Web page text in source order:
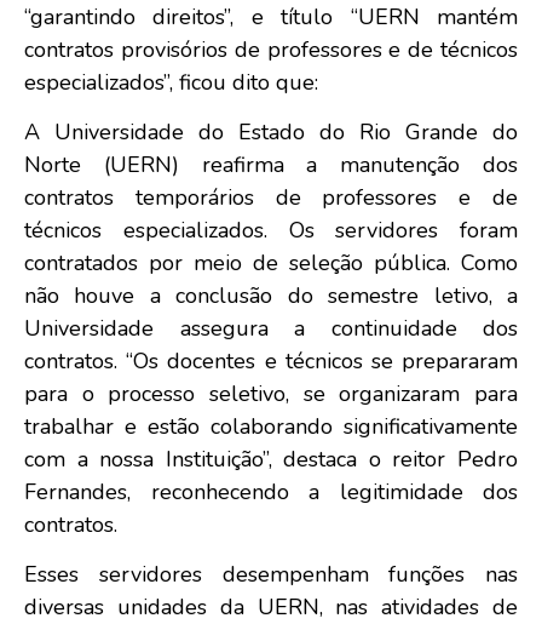
“garantindo direitos”, e título “UERN mantém
contratos provisórios de professores e de técnicos
especializados”, ficou dito que:
A Universidade do Estado do Rio Grande do
Norte (UERN) reafirma a manutenção dos
contratos temporários de professores e de
técnicos especializados. Os servidores foram
contratados por meio de seleção pública. Como
não houve a conclusão do semestre letivo, a
Universidade assegura a continuidade dos
contratos. “Os docentes e técnicos se prepararam
para o processo seletivo, se organizaram para
trabalhar e estão colaborando significativamente
com a nossa Instituição”, destaca o reitor Pedro
Fernandes, reconhecendo a legitimidade dos
contratos.
Esses servidores desempenham funções nas
diversas unidades da UERN, nas atividades de